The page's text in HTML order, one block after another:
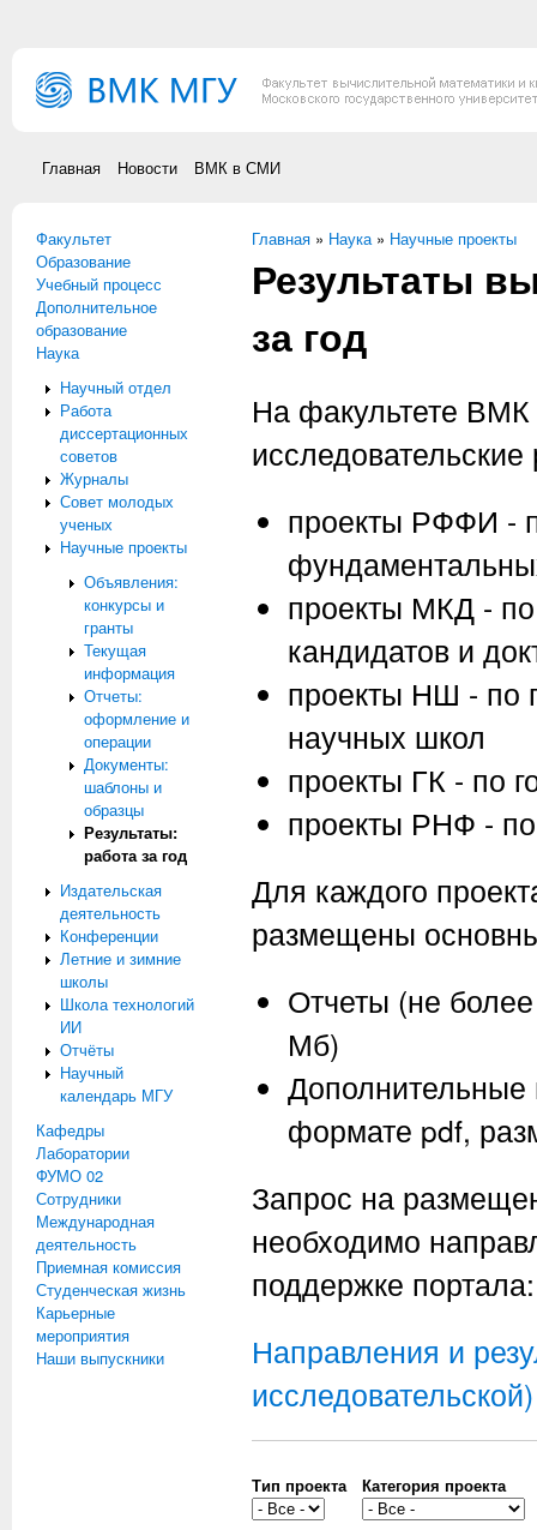
Главная Новости ВМК в СМИ
Факультет
Образование
Учебный процесс
Дополнительное
образование
Наука
Научный отдел
Работа
диссертационных
советов
Журналы
Совет молодых
ученых
Научные проекты
Объявления:
конкурсы и
гранты
Текущая
информация
Отчеты:
оформление и
операции
Документы:
шаблоны и
образцы
Результаты:
работа за год
Издательская
деятельность
Конференции
Летние и зимние
школы
Школа технологий
ИИ
Отчёты
Научный
календарь МГУ
Кафедры
Лаборатории
ФУМО 02
Сотрудники
Международная
деятельность
Приемная комиссия
Студенческая жизнь
Карьерные
мероприятия
Наши выпускники
Вы здесь
Главная » Наука» Научные проекты
Результаты
за год
На факультете
проекты РФФИ -
проекты МКД -
кандидатов и
проекты НШ - по
научных школ
проекты ГК - по
проекты РНФ - по
Для каждого
размещены
Отчеты (не
Мб)
формате pdf,
Запрос на
необходимо
поддержке
Направления и
Тип проекта Категория проекта